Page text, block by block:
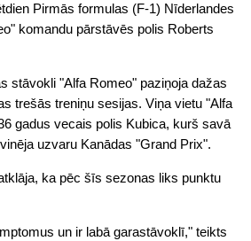
Pirmās formulas (F-1) Nīderlandes
komandu pārstāvēs polis Roberts
stāvokli "Alfa Romeo" paziņoja dažas
trešās treniņu sesijas. Viņa vietu "Alfa
gadus vecais polis Kubica, kurš savā
uzvaru Kanādas "Grand Prix".
ka pēc šīs sezonas liks punktu
un ir labā garastāvoklī," teikts